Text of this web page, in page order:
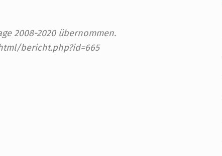
2008-2020 übernommen.
bericht.php?id=665